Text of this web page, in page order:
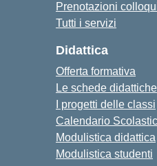
Prenotazioni
Tutti i servizi
Didattica
Offerta formativa
Le schede didattiche
I progetti delle classi
Calendario
Modulistica didattica
Modulistica studenti